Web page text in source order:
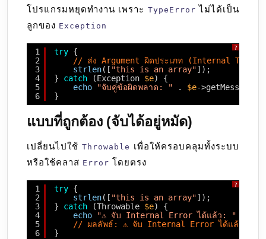
โปรแกรมหยุดทำงาน เพราะ TypeError ไม่ได้เป็น
ลูกของ Exception
?
1
2
3
4
5
6
try {
// ส่ง Argument ผิดประเภท (Internal
strlen([ "this is an array"]);
} catch (Exception $e) {
echo
"จับคู่ข้อผิดพลาด: " . $e-
}
แบบที่ถูกต้อง (จับได้อยู่หมัด)
เปลี่ยนไปใช้ Throwable เพื่อให้ครอบคลุมทั้งระบบ
หรือใช้คลาส Error โดยตรง
?
1
2
3
4
5
6
try {
strlen([ "this is an array"]);
} catch (Throwable $e) {
echo
"⚠️ จับ Internal Error ได้แล้ว: "
// ผลลัพธ์: ⚠️ จับ Internal Error ได้แล้ว:
}